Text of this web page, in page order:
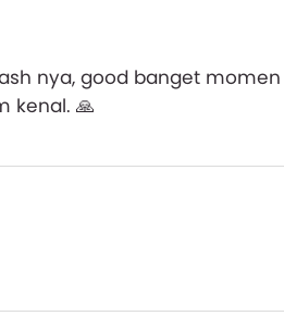
nya, good banget
kenal. 🙏